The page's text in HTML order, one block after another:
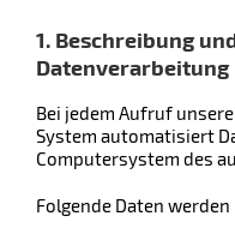
1. Beschreibung
Datenverarbeitung
Bei jedem Aufruf
System automatisiert
Computersystem des
Folgende Daten